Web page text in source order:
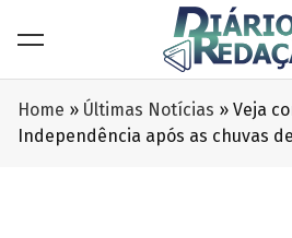
Home » Últimas Notícias » Veja
Independência após as chuvas